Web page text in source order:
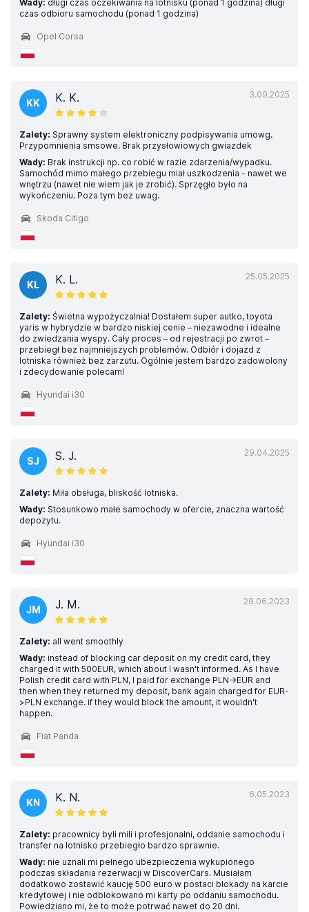
Wady: długi czas oczekiwania na lotnisku (ponad 1 godzina) długi
czas odbioru samochodu (ponad 1 godzina)
Opel Corsa
3.09.2025
KK K. K.
Zalety: Sprawny system elektroniczny podpisywania umowg.
Przypomnienia smsowe. Brak przysłowiowych gwiazdek
Wady: Brak instrukcji np. co robić w razie zdarzenia/wypadku.
Samochód mimo małego przebiegu miał uszkodzenia - nawet we
wnętrzu (nawet nie wiem jak je zrobić). Sprzęgło było na
wykończeniu. Poza tym bez uwag.
Skoda Citigo
25.05.2025
KL K. L.
Zalety: Świetna wypożyczalnia! Dostałem super autko, toyota
yaris w hybrydzie w bardzo niskiej cenie – niezawodne i idealne
do zwiedzania wyspy. Cały proces – od rejestracji po zwrot –
przebiegł bez najmniejszych problemów. Odbiór i dojazd z
lotniska również bez zarzutu. Ogólnie jestem bardzo zadowolony
i zdecydowanie polecam!
Hyundai i30
29.04.2025
SJ S. J.
Zalety: Miła obsługa, bliskość lotniska.
Wady: Stosunkowo małe samochody w ofercie, znaczna wartość
depozytu.
Hyundai i30
28.06.2023
JM J. M.
Zalety: all went smoothly
Wady: instead of blocking car deposit on my credit card, they
charged it with 500EUR, which about I wasn't informed. As I have
Polish credit card with PLN, I paid for exchange PLN->EUR and
then when they returned my deposit, bank again charged for EUR-
>PLN exchange. if they would block the amount, it wouldn't
happen.
Fiat Panda
6.05.2023
KN K. N.
Zalety: pracownicy byli mili i profesjonalni, oddanie samochodu i
transfer na lotnisko przebiegło bardzo sprawnie.
Wady: nie uznali mi pełnego ubezpieczenia wykupionego
podczas składania rezerwacji w DiscoverCars. Musiałam
dodatkowo zostawić kaucję 500 euro w postaci blokady na karcie
kredytowej i nie odblokowano mi karty po oddaniu samochodu.
Powiedziano mi, że to może potrwać nawet do 20 dni.